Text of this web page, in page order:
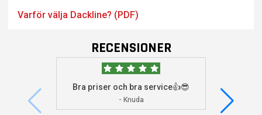
Varför välja Dackline? (PDF)
RECENSIONER
Bra priser och bra service👍😎
- Knuda